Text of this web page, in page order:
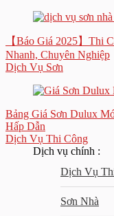
【Báo Giá 2025】Thi
Nhanh, Chuyên Nghiệp
Dịch Vụ Sơn
Bảng Giá Sơn Dulux
Hấp Dẫn
Dịch Vụ Thi Công
Dịch vụ chính :
Dịch Vụ
Sơn Nhà